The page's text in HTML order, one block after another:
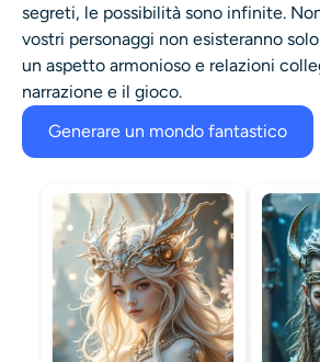
segreti, le possibilità sono infinite.
vostri personaggi non esisteranno
un aspetto armonioso e relazioni
narrazione e il gioco.
Generare un mondo fantastico